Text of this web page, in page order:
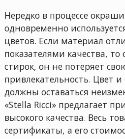
Нередко в процессе
одновременно
цветов. Если материал
показателями качества, то
стирок, он не потеряет
привлекательность. Цвет
должны оставаться
«Stella Ricci» предлагает
высокого качества. Весь
сертификаты, а его